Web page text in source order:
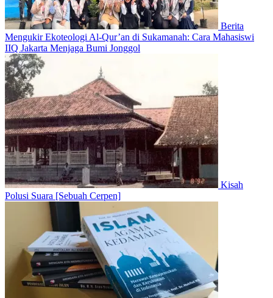
Berita
Mengukir Ekoteologi Al-Qur’an di Sukamanah: Cara Mahasiswi
IIQ Jakarta Menjaga Bumi Jonggol
Kisah
Polusi Suara [Sebuah Cerpen]